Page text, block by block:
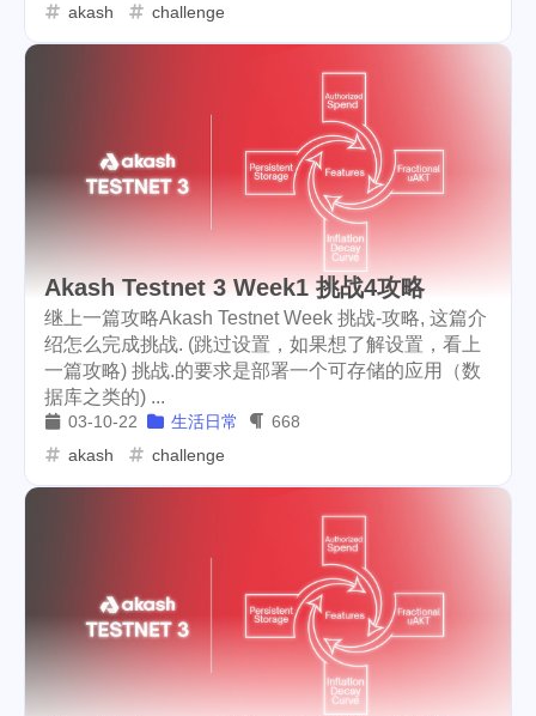
exorde 1
2
disney 1 epcot 1
1
1
trip 1 las-vegas 2 zion 1
bryce 1 horseshoe-bend 1
antelope
crypto 64 games
solana
roadofrich iv 42 spring 2
point
akash
challenge
Akash Testnet 3 Week1 挑战4攻略
继上一篇攻略Akash Testnet Week 挑战-攻略, 这篇介
绍怎么完成挑战. (跳过设置，如果想了解设置，看上
一篇攻略) 挑战.的要求是部署一个可存储的应用（数
据库之类的) ...
03-10-22 生活日常
668
akash
challenge